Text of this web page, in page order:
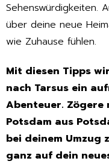
Sehenswürdigkeiten.
über deine neue
wie Zuhause fühlen.
Mit diesen Tipps
nach Tarsus ein
Abenteuer. Zögere
Potsdam aus
bei deinem Umzug
ganz auf dein